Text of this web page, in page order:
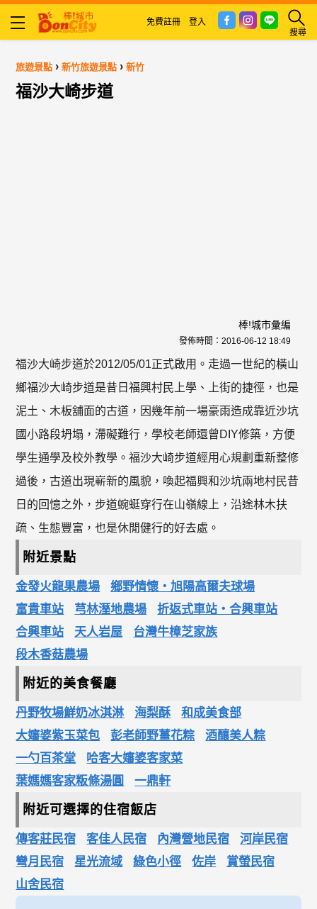
搜尋
免費註冊 登入
旅遊景點 ›新竹旅遊景點 ›新竹
福沙大崎步道
棒!城市彙編
發佈時間： 2016-06-12 18:49
福沙大崎步道於2012/05/01正式啟用。走過一世紀的橫山
鄉福沙大崎步道是昔日福興村民上學、上街的捷徑，也是
泥土、木板舖面的古道，因幾年前一場豪雨造成靠近沙坑
國小路段坍塌，滯礙難行，學校老師還曾DIY修築，方便
學生通學及校外教學。福沙大崎步道經用心規劃重新整修
過後，古道出現嶄新的風貌，喚起福興和沙坑兩地村民昔
日的回憶之外，步道蜿蜓穿行在山嶺線上，沿途林木扶
疏、生態豐富，也是休閒健行的好去處。
附近景點
金發火龍果農場
鄉野情懷‧旭陽高爾夫球場
富貴車站
芎林溼地農場
折返式車站‧合興車站
合興車站
天人岩屋
台灣牛樟芝家族
段木香菇農場
附近的美食餐廳
丹野牧場鮮奶冰淇淋 海梨酥
和成美食部
大嬸婆紫玉菜包
彭老師野薑花粽
酒釀美人粽
一勺百茶堂
哈客大嬸婆客家菜
葉媽媽客家粄條湯圓
一鼎軒
附近可選擇的住宿飯店
傳客莊民宿 客佳人民宿 內灣營地民宿
河岸民宿
彎月民宿
星光流域 綠色小徑 佐岸
賞螢民宿
山舍民宿